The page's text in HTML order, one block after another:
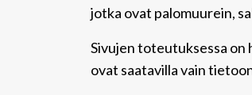
jotka ovat palomuurein,
Sivujen toteutuksessa
ovat saatavilla vain